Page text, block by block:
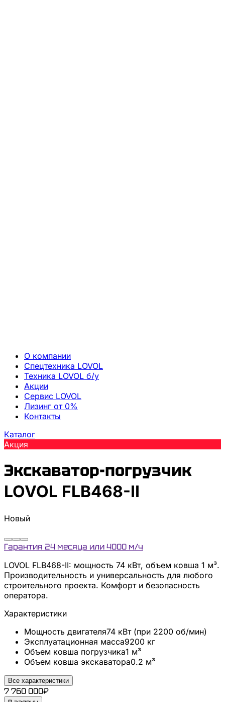
О компании
Спецтехника LOVOL
Техника LOVOL б/у
Акции
Сервис LOVOL
Лизинг от 0%
Контакты
Каталог
Акция
Экскаватор-погрузчик
LOVOL FLB468-II
Новый
Гарантия 24 месяца или 4000 м/ч
LOVOL FLB468-II: мощность 74 кВт, объем ковша 1 м³.
Производительность и универсальность для любого
строительного проекта. Комфорт и безопасность
оператора.
Характеристики
Мощность двигателя74 кВт (при 2200 об/мин)
Эксплуатационная масса9200 кг
Объем ковша погрузчика1 м³
Объем ковша экскаватора0.2 м³
Все характеристики
7 760 000₽